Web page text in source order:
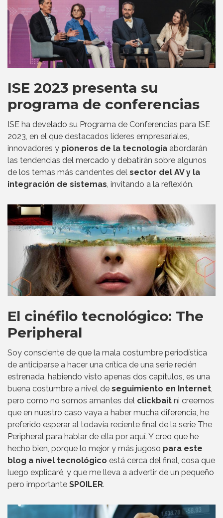
ISE 2023 presenta su
programa de conferencias
ISE ha develado su Programa de Conferencias para ISE
2023, en el que destacados líderes empresariales,
innovadores y pioneros de la tecnología abordarán
las tendencias del mercado y debatirán sobre algunos
de los temas más candentes del sector del AV y la
integración de sistemas , invitando a la reflexión.
El cinéfilo tecnológico: The
Peripheral
Soy consciente de que la mala costumbre periodística
de anticiparse a hacer una crítica de una serie recién
estrenada, habiendo visto apenas dos capítulos, es una
buena costumbre a nivel de seguimiento en Internet,
pero como no somos amantes del clickbait ni creemos
que en nuestro caso vaya a haber mucha diferencia, he
preferido esperar al todavía reciente final de la serie The
Peripheral para hablar de ella por aquí. Y creo que he
hecho bien, porque lo mejor y más jugoso para este
blog a nivel tecnológico está cerca del final, cosa que
luego explicaré, y que me lleva a advertir de un pequeño
pero importante SPOILER.